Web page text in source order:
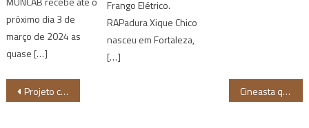
próximo dia 3 de
março de 2024 as
quase […]
Frango Elétrico.
RAPadura Xique Chico
nasceu em Fortaleza,
[…]
Navegação
Projeto cultural vai capacitar empreendedores de Caruaru e região Cineasta queniano, Mohamed Saïd, ministra masterclass no Festival MIMB, em Salvador